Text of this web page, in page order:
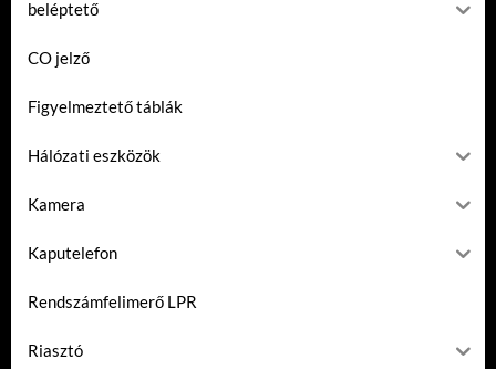
beléptető
CO jelző
Figyelmeztető táblák
Hálózati eszközök
Kamera
Kaputelefon
Rendszámfelimerő LPR
Riasztó